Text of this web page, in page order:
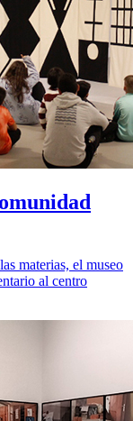
materias, el museo
al centro